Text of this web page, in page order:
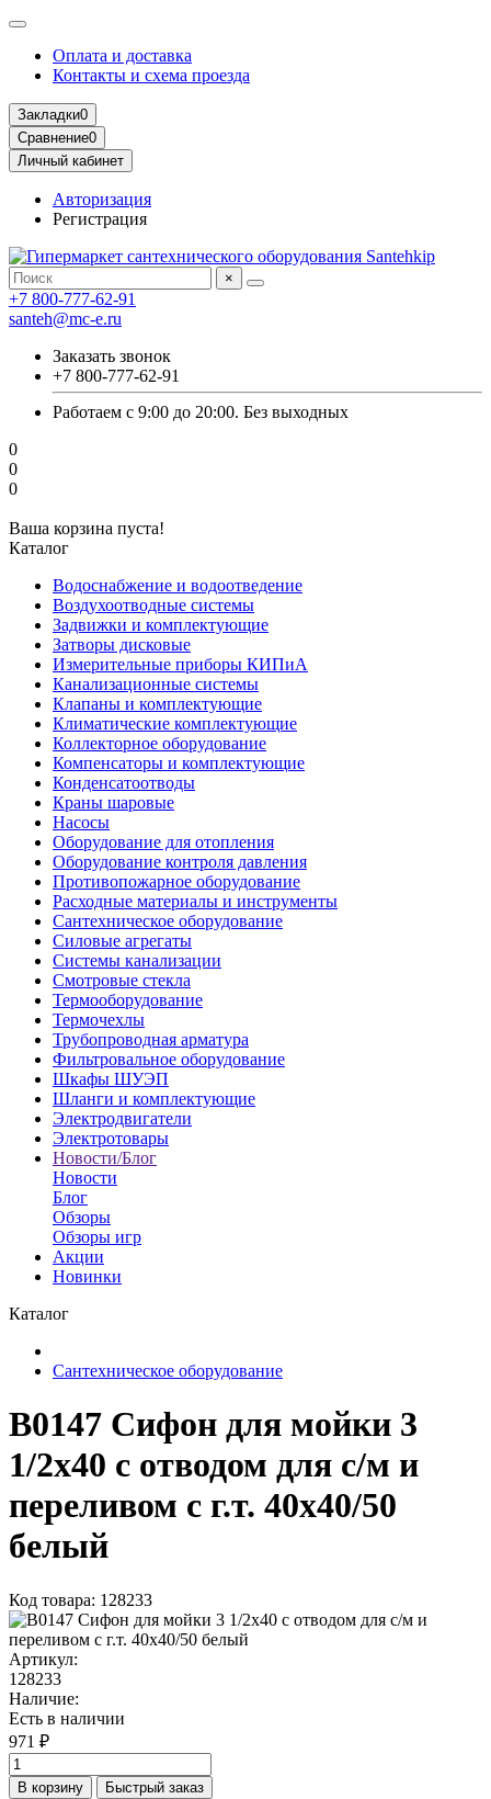
Оплата и доставка
Контакты и схема проезда
Закладки0
Сравнение0
Личный кабинет
Авторизация
Регистрация
×
+7 800-777-62-91
santeh@mc-e.ru
Заказать звонок
+7 800-777-62-91
Работаем с 9:00 до 20:00. Без выходных
0
0
0
Ваша корзина пуста!
Каталог
Водоснабжение и водоотведение
Воздухоотводные системы
Задвижки и комплектующие
Затворы дисковые
Измерительные приборы КИПиА
Канализационные системы
Клапаны и комплектующие
Климатические комплектующие
Коллекторное оборудование
Компенсаторы и комплектующие
Конденсатоотводы
Краны шаровые
Насосы
Оборудование для отопления
Оборудование контроля давления
Противопожарное оборудование
Расходные материалы и инструменты
Сантехническое оборудование
Силовые агрегаты
Системы канализации
Смотровые стекла
Термооборудование
Термочехлы
Трубопроводная арматура
Фильтровальное оборудование
Шкафы ШУЭП
Шланги и комплектующие
Электродвигатели
Электротовары
Новости/Блог
Новости
Блог
Обзоры
Обзоры игр
Акции
Новинки
Каталог
Сантехническое оборудование
B0147 Сифон для мойки 3
1/2х40 с отводом для с/м и
переливом с г.т. 40х40/50
белый
Код товара: 128233
Артикул:
128233
Наличие:
Есть в наличии
971 ₽
В корзину
Быстрый заказ